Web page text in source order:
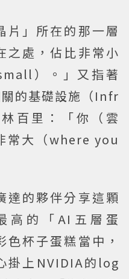
片」所在的那一層
之處，佔比非常小
）。」又指著
的基礎設施（Infr
百里：「你（雲
常大（where you
達的夥伴分享這顆
高的「AI五層蛋
杯子蛋糕當中，
掛上NVIDIA的log